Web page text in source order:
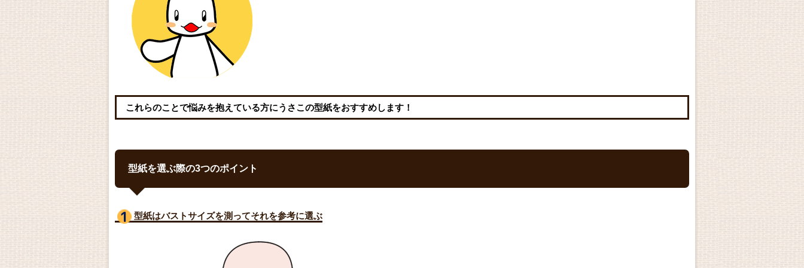
これらのことで悩みを抱えている方にうさこの型紙をおすすめします！
型紙を選ぶ際の3つのポイント
型紙はバストサイズを測ってそれを参考に選ぶ